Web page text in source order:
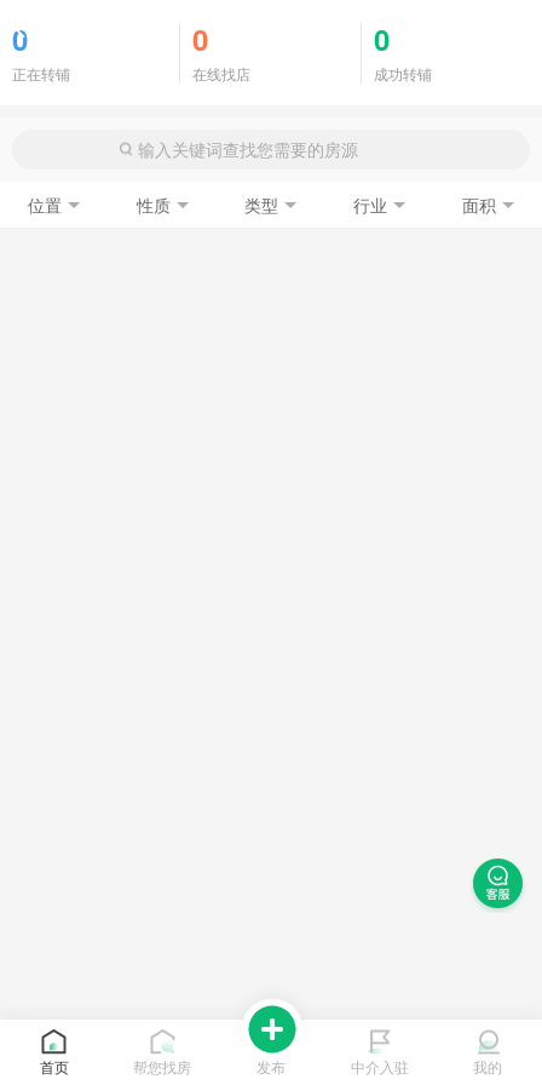
0
正在转铺
0
在线找店
0
成功转铺
位置 性质 类型 行业 面积
首页 帮您找房 发布 中介入驻 我的